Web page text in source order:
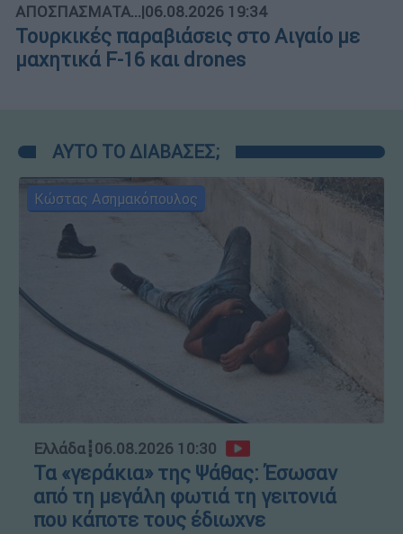
ΑΠΟΣΠΑΣΜΑΤΑ...|06.08.2026 19:34
Τουρκικές παραβιάσεις στο Αιγαίο με
μαχητικά F-16 και drones
ΑΥΤΟ ΤΟ ΔΙΑΒΑΣΕΣ;
Κώστας Ασημακόπουλος
Ελλάδα┋06.08.2026 10:30
Τα «γεράκια» της Ψάθας: Έσωσαν
από τη μεγάλη φωτιά τη γειτονιά
που κάποτε τους έδιωχνε